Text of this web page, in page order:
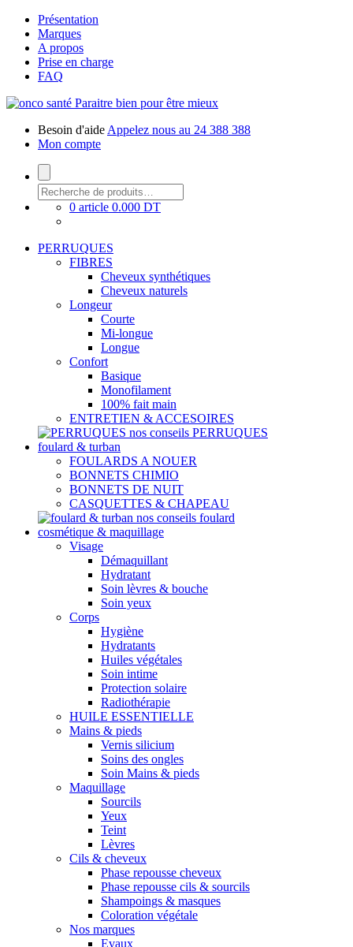
Présentation
Marques
A propos
Prise en charge
FAQ
Paraitre bien pour être mieux
Besoin d'aide Appelez nous au 24 388 388
Mon compte
0 article 0.000 DT
PERRUQUES
FIBRES
Cheveux synthétiques
Cheveux naturels
Longeur
Courte
Mi-longue
Longue
Confort
Basique
Monofilament
100% fait main
ENTRETIEN & ACCESOIRES
nos conseils PERRUQUES
foulard & turban
FOULARDS A NOUER
BONNETS CHIMIO
BONNETS DE NUIT
CASQUETTES & CHAPEAU
nos conseils foulard
cosmétique & maquillage
Visage
Démaquillant
Hydratant
Soin lèvres & bouche
Soin yeux
Corps
Hygiène
Hydratants
Huiles végétales
Soin intime
Protection solaire
Radiothérapie
HUILE ESSENTIELLE
Mains & pieds
Vernis silicium
Soins des ongles
Soin Mains & pieds
Maquillage
Sourcils
Yeux
Teint
Lèvres
Cils & cheveux
Phase repousse cheveux
Phase repousse cils & sourcils
Shampoings & masques
Coloration végétale
Nos marques
Evaux